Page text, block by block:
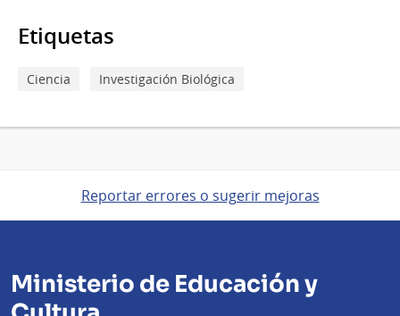
Etiquetas
Ciencia Investigación Biológica
Reportar errores o sugerir mejoras
Ministerio de Educación y